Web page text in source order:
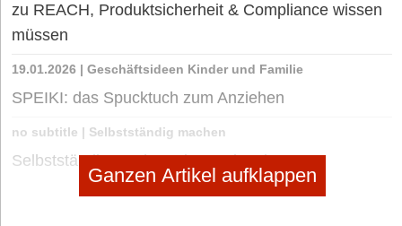
zu REACH, Produktsicherheit & Compliance wissen
müssen
19.01.2026 | Geschäftsideen Kinder und Familie
SPEIKI: das Spucktuch zum Anziehen
no subtitle | Selbstständig machen
Selbstständig machen als Foodtrucker
|Geschäftsideen Mobilität, Auto, Verkehr
Ganzen Artikel aufklappen